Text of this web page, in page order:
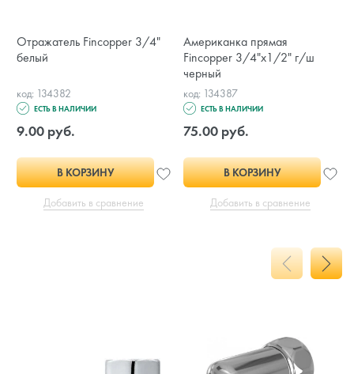
Отражатель Fincopper 3/4"
белый
код: 134382
ЕСТЬ В НАЛИЧИИ
9.00 руб.
В КОРЗИНУ
Добавить в сравнение
Американка прямая
Fincopper 3/4"х1/2" г/ш
черный
код: 134387
ЕСТЬ В НАЛИЧИИ
75.00 руб.
В КОРЗИНУ
Добавить в сравнение